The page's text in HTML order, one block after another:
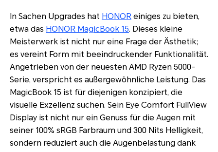
In Sachen Upgrades hat HONOR einiges zu bieten,
etwa das HONOR MagicBook 15. Dieses kleine
Meisterwerk ist nicht nur eine Frage der Ästhetik;
es vereint Form mit beeindruckender Funktionalität.
Angetrieben von der neuesten AMD Ryzen 5000-
Serie, verspricht es außergewöhnliche Leistung. Das
MagicBook 15 ist für diejenigen konzipiert, die
visuelle Exzellenz suchen. Sein Eye Comfort FullView
Display ist nicht nur ein Genuss für die Augen mit
seiner 100% sRGB Farbraum und 300 Nits Helligkeit,
sondern reduziert auch die Augenbelastung dank